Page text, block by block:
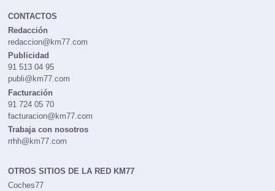
CONTACTOS
Redacción
redaccion@km77.com
Publicidad
91 513 04 95
publi@km77.com
Facturación
91 724 05 70
facturacion@km77.com
Trabaja con nosotros
rrhh@km77.com
OTROS SITIOS DE LA RED KM77
Coches77